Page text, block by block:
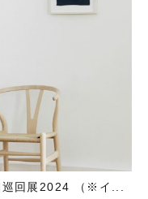
回展2024 （※イ...